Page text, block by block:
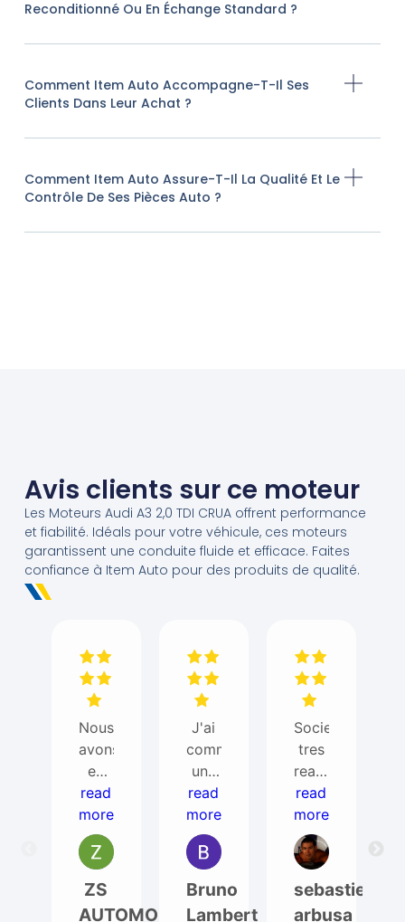
Reconditionné Ou En Échange Standard ?
Comment Item Auto Accompagne-T-Il Ses
Clients Dans Leur Achat ?
Comment Item Auto Assure-T-Il La Qualité Et Le
Contrôle De Ses Pièces Auto ?
Avis clients sur ce moteur
Les Moteurs Audi A3 2,0 TDI CRUA offrent performance
et fiabilité. Idéals pour votre véhicule, ces moteurs
garantissent une conduite fluide et efficace. Faites
confiance à Item Auto pour des produits de qualité.
Nous
avons
eu
besoin
de
ITEM
AUTO
pour
un
read
more
ZS
AUTOMOBILES
J'ai
commandé
une
bd
pour
un
T5
phase
1. Je
read
more
Bruno
Lambert
Societe
tres
reactive
et
super
avec
ses
clients
(envoi
read
more
sebastien
arbusa